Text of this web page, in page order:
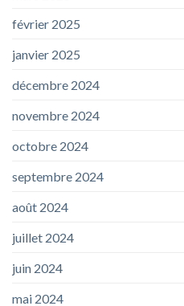
février 2025
janvier 2025
décembre 2024
novembre 2024
octobre 2024
septembre 2024
août 2024
juillet 2024
juin 2024
mai 2024